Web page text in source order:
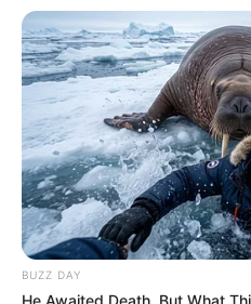
BUZZ DAY
He Awaited Death, But What